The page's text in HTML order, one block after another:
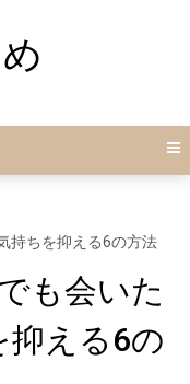
持ちを抑える6の方法
も会いた
抑える6の